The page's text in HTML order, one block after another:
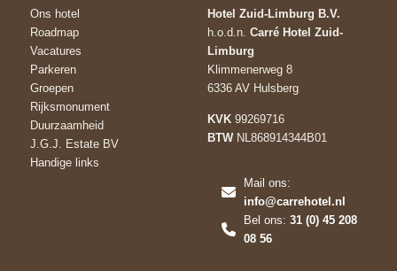
Ons hotel
Roadmap
Vacatures
Parkeren
Groepen
Rijksmonument
Duurzaamheid
J.G.J. Estate BV
Handige links
Hotel Zuid-Limburg B.V.
h.o.d.n. Carré Hotel Zuid-
Limburg
Klimmenerweg 8
6336 AV Hulsberg
KVK 99269716
BTWNL868914344B01
Mail ons:
info@carrehotel.nl
Bel ons: 31 (0) 45 208
08 56